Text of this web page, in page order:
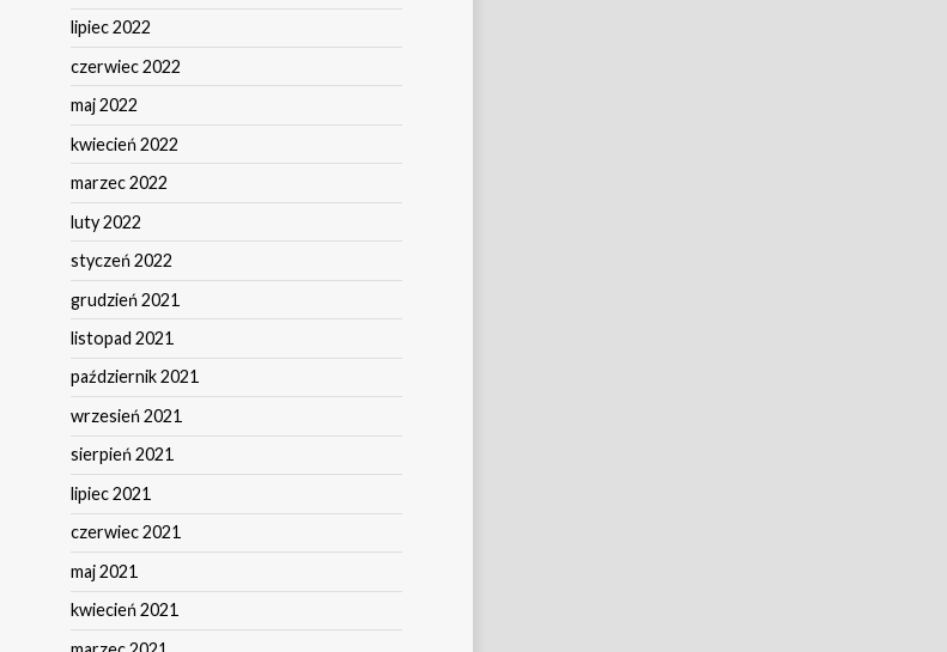
lipiec 2022
czerwiec 2022
maj 2022
kwiecień 2022
marzec 2022
luty 2022
styczeń 2022
grudzień 2021
listopad 2021
październik 2021
wrzesień 2021
sierpień 2021
lipiec 2021
czerwiec 2021
maj 2021
kwiecień 2021